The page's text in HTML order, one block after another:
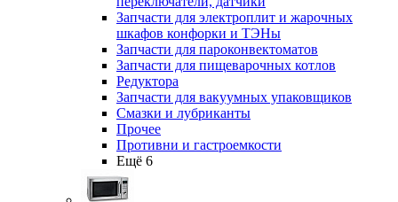
Запчасти для электроплит и жарочных
шкафов конфорки и ТЭНы
Запчасти для пароконвектоматов
Запчасти для пищеварочных котлов
Редуктора
Запчасти для вакуумных упаковщиков
Смазки и лубриканты
Прочее
Противни и гастроемкости
Ещё 6